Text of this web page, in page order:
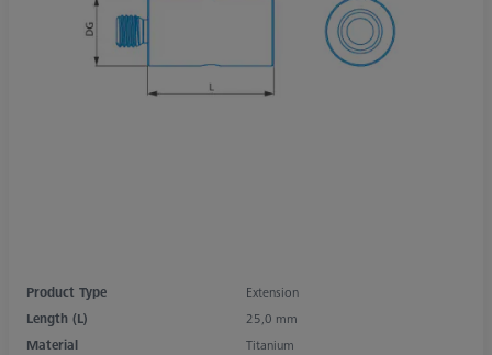
Product Type
Extension
Length (L)
25,0 mm
Material
Titanium